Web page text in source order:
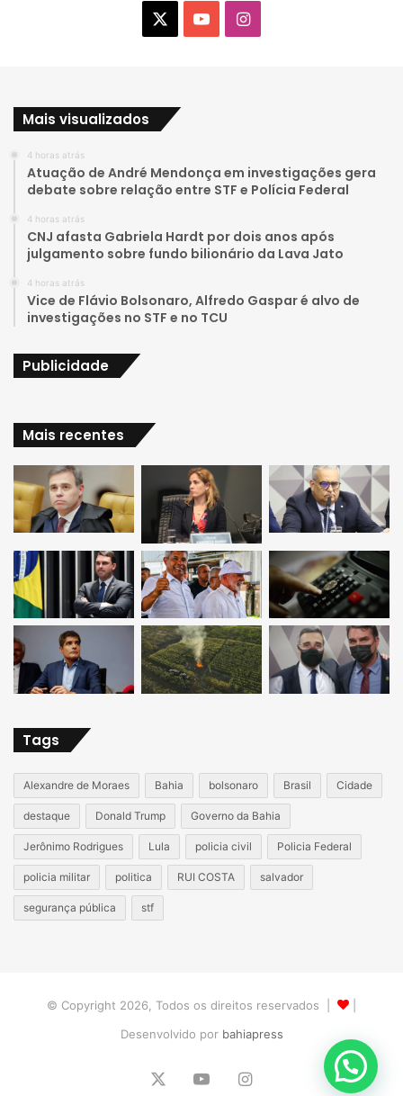
b
e
I
a
g
r
m
Mais visualizados
4 horas atrás
Atuação de André Mendonça em investigações gera
debate sobre relação entre STF e Polícia Federal
4 horas atrás
CNJ afasta Gabriela Hardt por dois anos após
julgamento sobre fundo bilionário da Lava Jato
4 horas atrás
Vice de Flávio Bolsonaro, Alfredo Gaspar é alvo de
investigações no STF e no TCU
Publicidade
Mais recentes
Tags
Alexandre de Moraes Bahia bolsonaro Brasil Cidade
destaque Donald Trump Governo da Bahia
Jerônimo Rodrigues Lula policia civil Policia Federal
policia militar politica RUI COSTA salvador
segurança pública stf
© Copyright 2026, Todos os direitos reservados |
Desenvolvido por bahiapress
YouTubeInstagram